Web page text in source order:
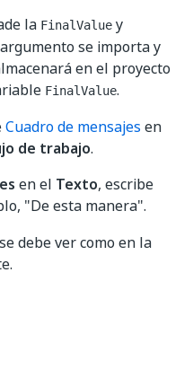
la FinalValue y
se importa y
en el proyecto
FinalValue.
Cuadro de mensajes en
de trabajo.
en el Texto, escribe
"De esta manera".
debe ver como en la